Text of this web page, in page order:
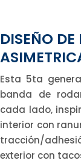
DISEÑO
Esta 5ta
banda de
cada lado,
interior con
tracción/
exterior con